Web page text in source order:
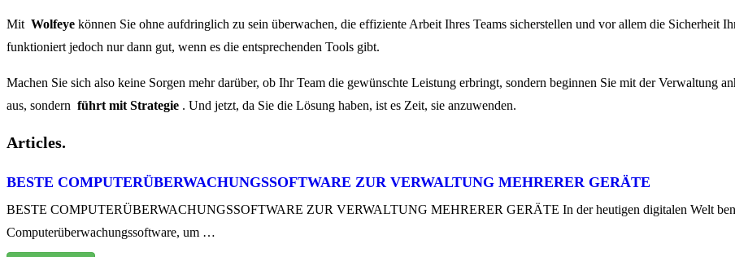
Mit Wolfeye können Sie ohne aufdringlich zu sein überwachen, die effiziente Arbeit Ihres Teams sicherstellen und vor allem die Sicherheit
funktioniert jedoch nur dann gut, wenn es die entsprechenden Tools gibt.
Machen Sie sich also keine Sorgen mehr darüber, ob Ihr Team die gewünschte Leistung erbringt, sondern beginnen Sie mit der Verwaltung
aus, sondern führt mit Strategie . Und jetzt, da Sie die Lösung haben, ist es Zeit, sie anzuwenden.
Articles.
BESTE COMPUTERÜBERWACHUNGSSOFTWARE ZUR VERWALTUNG MEHRERER GERÄTE
BESTE COMPUTERÜBERWACHUNGSSOFTWARE ZUR VERWALTUNG MEHRERER GERÄTE In der heutigen digitalen Welt
Computerüberwachungssoftware, um …